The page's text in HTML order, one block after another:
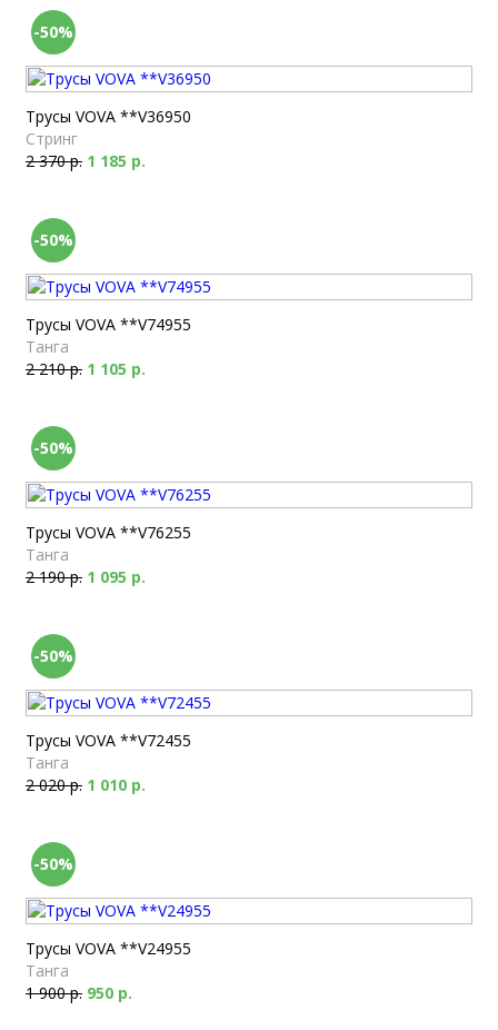
-50%
Трусы VOVA **V36950
Стринг
2 370 р. 1 185 р.
-50%
Трусы VOVA **V74955
Танга
2 210 р. 1 105 р.
-50%
Трусы VOVA **V76255
Танга
2 190 р. 1 095 р.
-50%
Трусы VOVA **V72455
Танга
2 020 р. 1 010 р.
-50%
Трусы VOVA **V24955
Танга
1 900 р. 950 р.